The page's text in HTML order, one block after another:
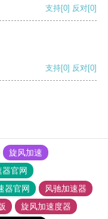
支持[0] 反对[0]
支持[0] 反对[0]
旋风加速
器官网
器官网
风驰加速器
旋风加速度器